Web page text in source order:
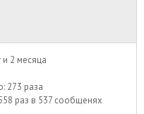
и 2 месяца
273 раза
раз в 537 сообщенях